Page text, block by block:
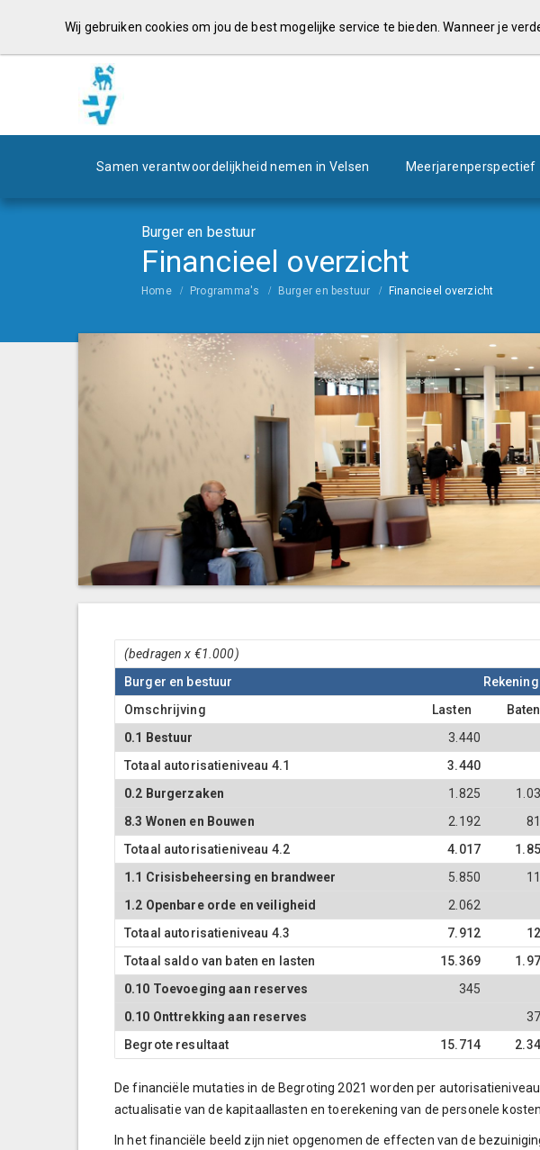
Samen verantwoordelijkheid nemen in Velsen Meerjarenperspectief
Burger en bestuur
Financieel overzicht
Home Programma's Burger en bestuur Financieel overzicht
(bedragen x €1.000)
Burger en bestuur
Omschrijving
Lasten Baten
0.1 Bestuur
3.440
Totaal autorisatieniveau 4.1
3.440
0.2 Burgerzaken
1.825
8.3 Wonen en Bouwen
2.192
Totaal autorisatieniveau 4.2
4.017
1.1 Crisisbeheersing en brandweer
5.850
1.2 Openbare orde en veiligheid
2.062
Totaal autorisatieniveau 4.3
7.912
Totaal saldo van baten en lasten
15.369
0.10 Toevoeging aan reserves
345
0.10 Onttrekking aan reserves
Begrote resultaat
15.714
De financiële mutaties in de Begroting 2021 worden per
actualisatie van de kapitaallasten en toerekening van de personele kosten.
In het financiële beeld zijn niet opgenomen de effecten van de
Wij gebruiken cookies om jou de best mogelijke service te bieden. Wanneer je